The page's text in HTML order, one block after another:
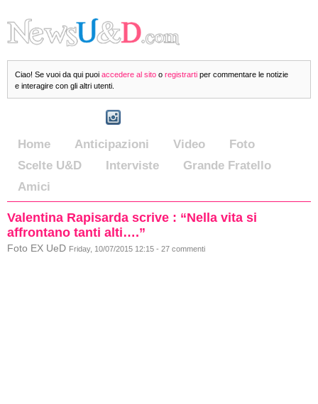
Ciao! Se vuoi da qui puoi accedere al sito o registrarti per commentare le notizie
e interagire con gli altri utenti.
Home Anticipazioni Video
Foto
Scelte U&D
Interviste
Grande Fratello
Amici
Valentina Rapisarda scrive : “Nella vita si
affrontano tanti alti….”
Foto EX UeD Friday, 10/07/2015 12:15 - 27 commenti